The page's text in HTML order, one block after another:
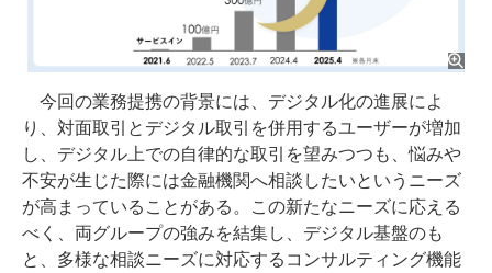
今回の業務提携の背景には、デジタル化の進展によ
り、対面取引とデジタル取引を併用するユーザーが増加
し、デジタル上での自律的な取引を望みつつも、悩みや
不安が生じた際には金融機関へ相談したいというニーズ
が高まっていることがある。この新たなニーズに応える
べく、両グループの強みを結集し、デジタル基盤のも
と、多様な相談ニーズに対応するコンサルティング機能